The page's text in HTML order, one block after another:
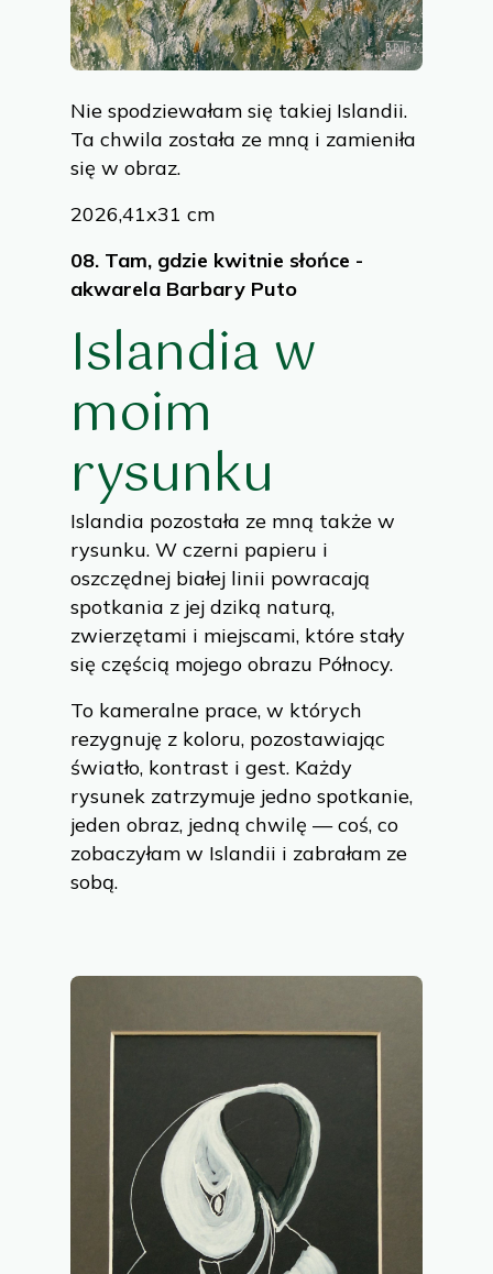
Nie spodziewałam się takiej Islandii.
Ta chwila została ze mną i zamieniła
się w obraz.
2026,41x31 cm
08. Tam, gdzie kwitnie słońce -
akwarela Barbary Puto
Islandia w
moim
rysunku
Islandia pozostała ze mną także w
rysunku. W czerni papieru i
oszczędnej białej linii powracają
spotkania z jej dziką naturą,
zwierzętami i miejscami, które stały
się częścią mojego obrazu Północy.
To kameralne prace, w których
rezygnuję z koloru, pozostawiając
światło, kontrast i gest. Każdy
rysunek zatrzymuje jedno spotkanie,
jeden obraz, jedną chwilę — coś, co
zobaczyłam w Islandii i zabrałam ze
sobą.
to enhance site functionality, personalize
content, and analyze site traffic.
Customize Allow All